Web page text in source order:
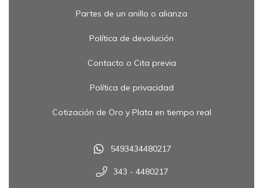
Partes de un anillo o alianza
Política de devolución
Contacto o Cita previa
Política de privacidad
Cotización de Oro y Plata en tiempo real
5493434480217
343 - 4480217